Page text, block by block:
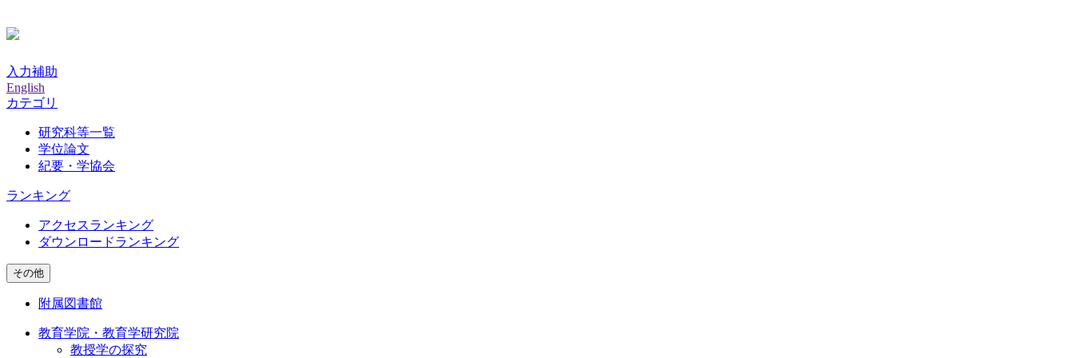
入力補助
English
カテゴリ
研究科等一覧
学位論文
紀要・学協会
ランキング
アクセスランキング
ダウンロードランキング
その他
附属図書館
教育学院・教育学研究院
教授学の探究